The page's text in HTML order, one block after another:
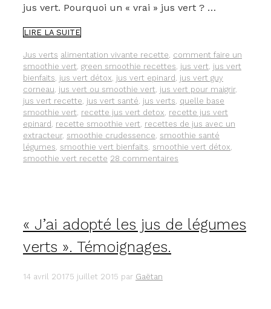
jus vert. Pourquoi un « vrai » jus vert ? …
LIRE LA SUITEUNE
POUR
PRÉPARER
UN
VRAI
JUS
VERT
!
Catégories
Jus verts Étiquettes
alimentation vivante recette, comment faire un
smoothie vert, green smoothie recettes, jus vert, jus vert
bienfaits, jus vert détox, jus vert epinard , jus vert guy
corneau, jus vert ou smoothie vert, jus vert pour maigrir,
jus vert recette, jus vert santé, jus verts, quelle base
smoothie vert, recette jus vert detox, recette jus vert
epinard , recette smoothie vert, recettes de jus avec un
extracteur, smoothie crudessence, smoothie santé
légumes, smoothie vert bienfaits, smoothie vert détox,
smoothie vert recette 28 commentaires
« J’ai adopté les jus de légumes
verts ». Témoignages.
14 avril 20175 juillet 2015 par Gaëtan